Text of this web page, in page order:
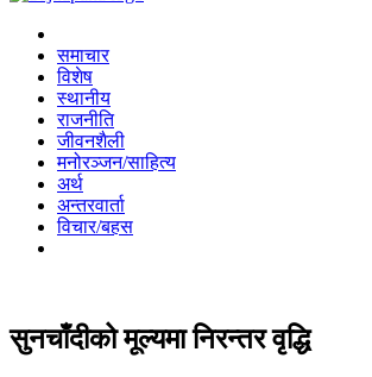
समाचार
विशेष
स्थानीय
राजनीति
जीवनशैली
मनोरञ्जन/साहित्य
अर्थ
अन्तरवार्ता
विचार/बहस
सुनचाँदीको मूल्यमा निरन्तर वृद्धि